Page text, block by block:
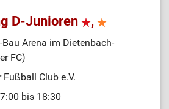
D-Junioren ,
Bau Arena im Dietenbach-
FC)
Fußball Club e.V.
bis 18:30